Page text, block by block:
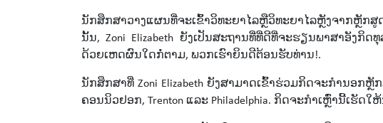
ນັກສຶກສາວາງແຜນທີ່ຈະເຂົ້າວິທະຍາໄລຫຼືວິທະຍາໄລຫຼັງຈາກຫຼັກ
ນັ້ນ, Zoni Elizabeth ຍັງເປັນສະຖານທີ່ທີ່ດີທີ່ຈະຮຽນພາສາອັງ
ດ້ວຍເຫດຜົນໃດກໍ່ຕາມ, ພວກເຮົາຍິນດີຕ້ອນຮັບທ່ານ!.
ນັກສຶກສາທີ່ Zoni Elizabeth ຍັງສາມາດເຂົ້າຮ່ວມກິດຈະກໍານອກ
ຄອນນິວຢອກ, Trenton ແລະ Philadelphia. ກິດຈະກໍາເຫຼົ່ານີ້ເ